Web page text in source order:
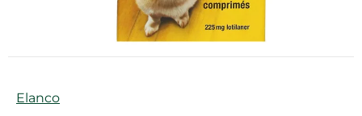
Marque
Elanco